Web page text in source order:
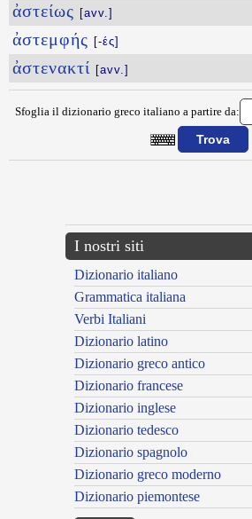
ἀστείως [avv.]
ἀστεμφής [-ές]
ἀστενακτί [avv.]
Sfoglia il dizionario greco italiano a partire da:
I nostri siti
Dizionario italiano
Grammatica italiana
Verbi Italiani
Dizionario latino
Dizionario greco antico
Dizionario francese
Dizionario inglese
Dizionario tedesco
Dizionario spagnolo
Dizionario greco moderno
Dizionario piemontese